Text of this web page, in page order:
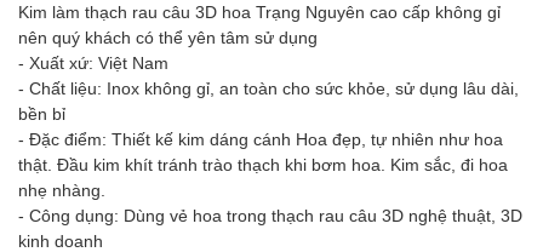
Kim làm thạch rau câu 3D hoa Trạng Nguyên cao cấp không gỉ
nên quý khách có thể yên tâm sử dụng
- Xuất xứ: Việt Nam
- Chất liệu: Inox không gỉ, an toàn cho sức khỏe, sử dụng lâu dài,
bền bỉ
- Đặc điểm: Thiết kế kim dáng cánh Hoa đẹp, tự nhiên như hoa
thật. Đầu kim khít tránh trào thạch khi bơm hoa. Kim sắc, đi hoa
nhẹ nhàng.
- Công dụng: Dùng vẻ hoa trong thạch rau câu 3D nghệ thuật, 3D
kinh doanh